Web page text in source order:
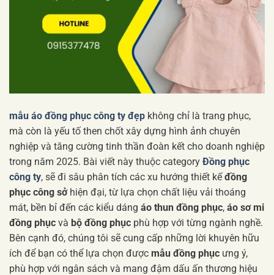
mẫu áo đồng phục công ty đẹp không chỉ là trang phục,
mà còn là yếu tố then chốt xây dựng hình ảnh chuyên
nghiệp và tăng cường tinh thần đoàn kết cho doanh nghiệp
trong năm 2025. Bài viết này thuộc category Đồng phục
công ty, sẽ đi sâu phân tích các xu hướng thiết kếđồng
phục công sởhiện đại, từ lựa chọn chất liệu vải thoáng
mát, bền bỉ đến các kiểu dáng áo thun đồng phục, áo sơ mi
đồng phục và bộ đồng phục phù hợp với từng ngành nghề.
Bên cạnh đó, chúng tôi sẽ cung cấp những lời khuyên hữu
ích để bạn có thể lựa chọn được mẫu đồng phục ưng ý,
phù hợp với ngân sách và mang đậm dấu ấn thương hiệu